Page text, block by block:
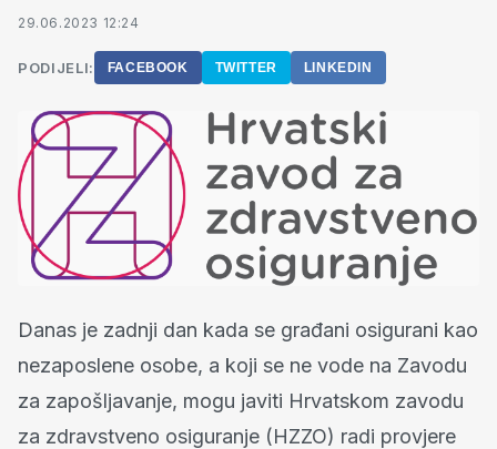
29.06.2023 12:24
PODIJELI: FACEBOOK TWITTER LINKEDIN
Danas je zadnji dan kada se građani osigurani kao
nezaposlene osobe, a koji se ne vode na Zavodu
za zapošljavanje, mogu javiti Hrvatskom zavodu
za zdravstveno osiguranje (HZZO) radi provjere